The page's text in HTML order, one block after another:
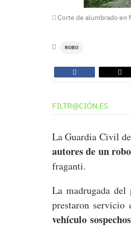
Corte de alumbrado en
ROBO
FILTR@CIÓN.ES
La Guardia Civil
autores de un
fraganti.
La madrugada
prestaron
vehículo